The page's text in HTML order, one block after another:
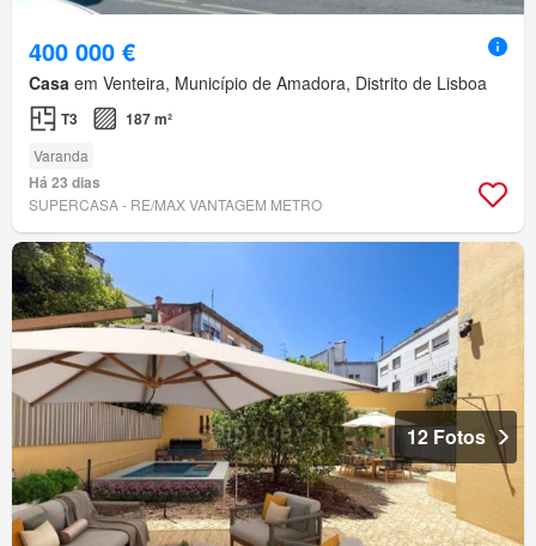
400 000 €
Casa em Venteira, Município de Amadora, Distrito de Lisboa
T3 187 m²
Varanda
Há 23 dias
SUPERCASA - RE/MAX VANTAGEM METRO
12 Fotos